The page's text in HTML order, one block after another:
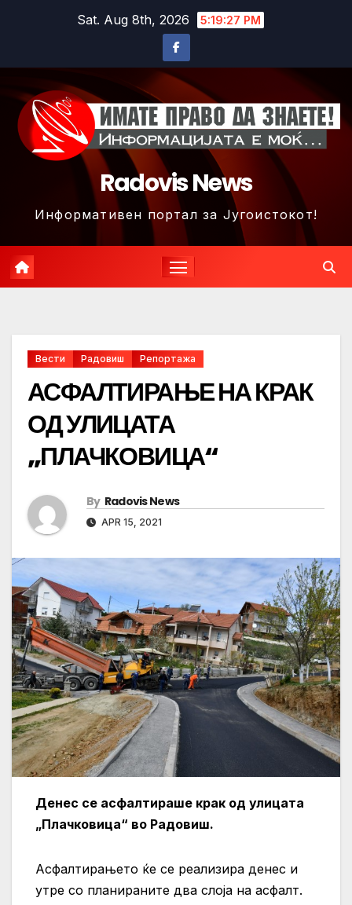
Sat. Aug 8th, 2026 5:19:30 PM
Radovis News
Информативен портал за Југоистокот!
Вести Радовиш Репортажа
АСФАЛТИРАЊЕ НА КРАК
ОД УЛИЦАТА
„ПЛАЧКОВИЦА“
By Radovis News
APR 15, 2021
Денес се асфалтираше крак од улицата
„Плачковица“ во Радовиш.
Асфалтирањето ќе се реализира денес и
утре со планираните два слоја на асфалт.